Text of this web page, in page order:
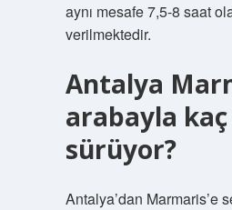
aynı mesafe 7,5-8 saat
verilmektedir.
Antalya
arabayla
sürüyor?
Antalya’dan Marmaris’e